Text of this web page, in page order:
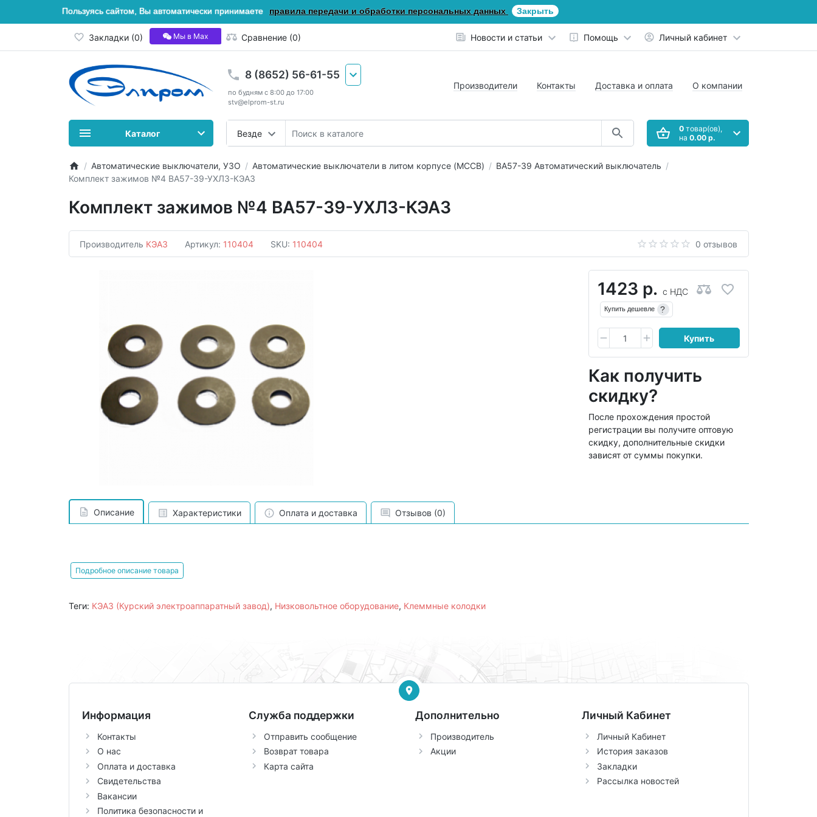
Пользуясь сайтом, Вы автоматически принимаете правила передачи и обработки персональных данных Закрыть
Закладки (0) Мы в Мах Сравнение (0) Новости и статьи Помощь Личный кабинет
8 (8652) 56-61-55
по будням с 8:00 до 17:00
stv@elprom-st.ru
Везде
Производители Контакты Доставка и оплата О компании
0товар(ов),
на 0.00 р.
Каталог
Автоматические выключатели, УЗО Автоматические выключатели в литом корпусе (MCCB)
ВА57-39 Автоматический выключатель
Комплект зажимов №4 ВА57-39-УХЛ3-КЭАЗ
Комплект зажимов №4 ВА57-39-УХЛ3-КЭАЗ
Производитель КЭАЗ Артикул: 110404 SKU: 110404 0 отзывов
1423 р. с НДС
Купить дешевле ?
Купить
Как получить
скидку?
После прохождения простой
регистрации вы получите оптовую
скидку, дополнительные скидки
зависят от суммы покупки.
Описание Характеристики Оплата и доставка Отзывов (0)
Подробное описание товара
Теги: КЭАЗ (Курский электроаппаратный завод), Низковольтное оборудование, Клеммные колодки
Информация
Контакты
О нас
Оплата и доставка
Свидетельства
Вакансии
Политика безопасности и
Служба поддержки
Отправить сообщение
Возврат товара
Карта сайта
Дополнительно
Производитель
Акции
Личный Кабинет
Личный Кабинет
История заказов
Закладки
Рассылка новостей